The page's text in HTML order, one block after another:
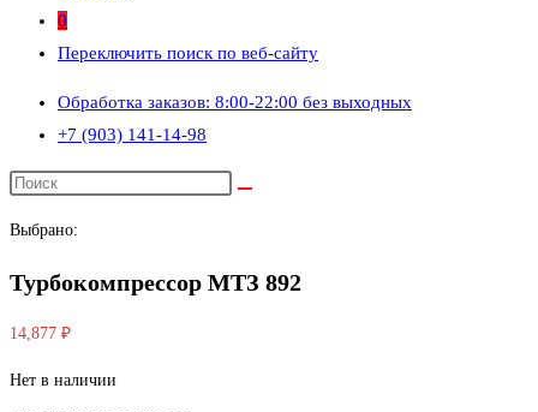
0
Переключить поиск по веб-сайту
Обработка заказов: 8:00-22:00 без выходных
+7 (903) 141-14-98
Выбрано:
Турбокомпрессор МТЗ 892
14,877 ₽
Нет в наличии